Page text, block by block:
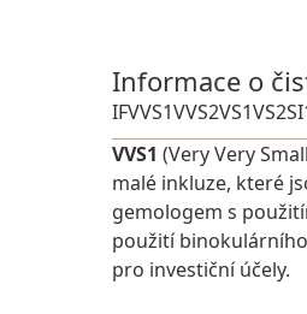
Informace o
IFVVS1VVS2VS1VS2
VVS1 (Very Very
malé inkluze, které
gemologem s
použití
pro investiční účely.